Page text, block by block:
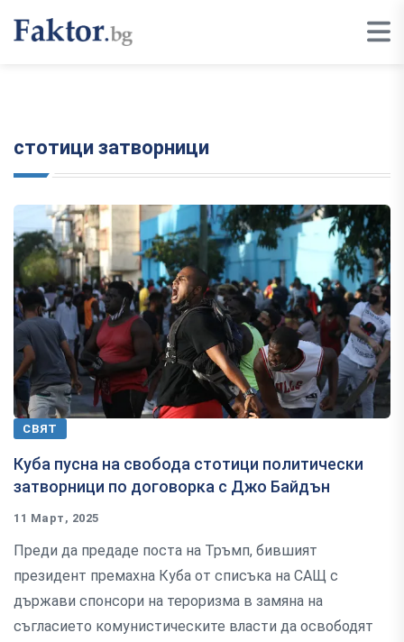
стотици затворници
СВЯТ
Куба пусна на свобода стотици политически
затворници по договорка с Джо Байдън
11 Март, 2025
Преди да предаде поста на Тръмп, бившият
президент премахна Куба от списъка на САЩ с
държави спонсори на тероризма в замяна на
съгласието комунистическите власти да освободят